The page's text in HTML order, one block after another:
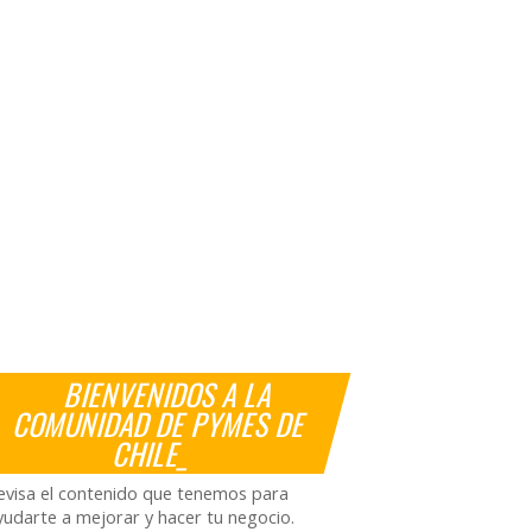
BIENVENIDOS A LA
COMUNIDAD DE PYMES DE
CHILE_
el contenido que tenemos para
a mejorar y hacer tu negocio.